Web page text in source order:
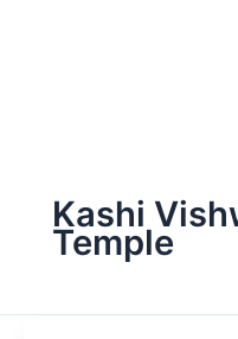
Kashi
Temple